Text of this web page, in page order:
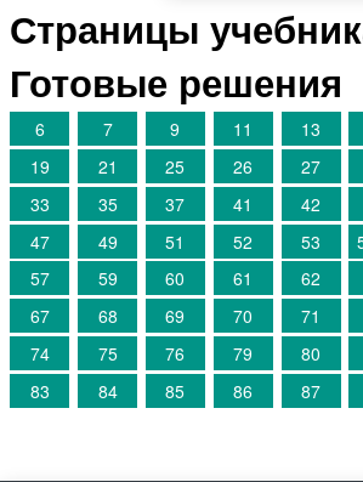
Страницы
Готовые решения
6 7 9 11 13
19
21 25 26 27
33
35 37 41 42
47
49 51 52 53
57
59 60 61 62
67
68 69 70 71
74
75 76 79 80
83
84 85 86 87